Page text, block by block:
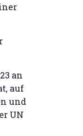
an
auf
und
UN